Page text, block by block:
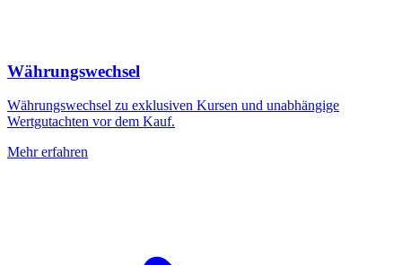
Währungswechsel
Währungswechsel zu exklusiven Kursen und unabhängige
Wertgutachten vor dem Kauf.
Mehr erfahren